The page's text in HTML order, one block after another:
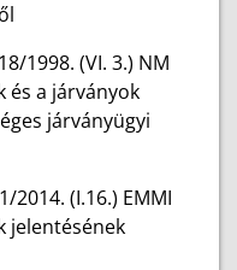
18/1998. (VI. 3.) NM
és a járványok
járványügyi
1/2014. (I.16.) EMMI
jelentésének